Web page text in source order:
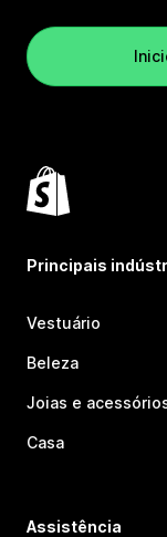
Principais
Vestuário
Beleza
Joias e
Casa
Assistência